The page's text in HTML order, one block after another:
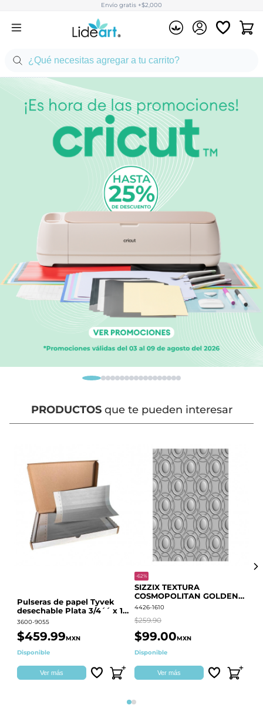
Envío gratis +$2,000
PRODUCTOSque te pueden interesar
Pulseras de papel Tyvek
desechable Plata 3/4´´ x 10
´´
3600-9055
$459.99MXN
Disponible
Ver más
-62%
SIZZIX TEXTURA
COSMOPOLITAN GOLDEN
RINGS S.PARK 666700
4426-1610
$259.90
$99.00MXN
Disponible
Ver más
Página 1
Página 2